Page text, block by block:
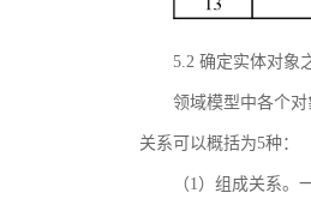
5.2 确定实体对象
领域模型中各个
关系可以概括为5种：
（1）组成关系